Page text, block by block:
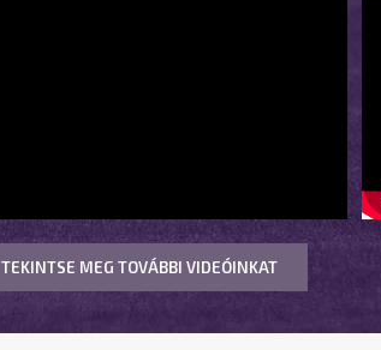
TEKINTSE MEG TOVÁBBI VIDEÓINKAT